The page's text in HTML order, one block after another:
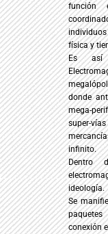
función
física y
Es así
donde
mega-
super-
infinito.
Dentro
ideología.
Se
conexión